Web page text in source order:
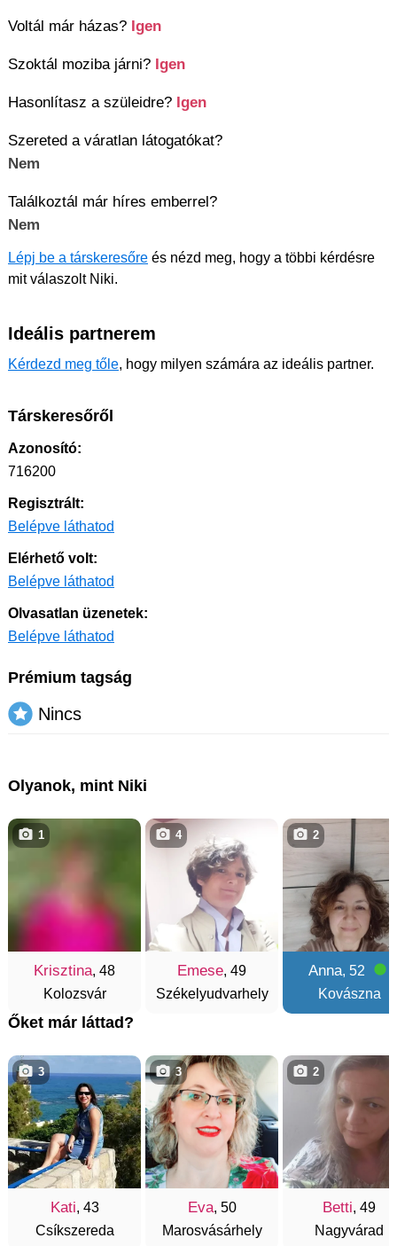
Voltál már házas? Igen
Szoktál moziba járni? Igen
Hasonlítasz a szüleidre? Igen
Szereted a váratlan látogatókat?
Nem
Találkoztál már híres emberrel?
Nem
Lépj be a társkeresőre és nézd meg, hogy a többi kérdésre
mit válaszolt Niki.
Ideális partnerem
Kérdezd meg tőle, hogy milyen számára az ideális partner.
Társkeresőről
Azonosító:
716200
Regisztrált:
Belépve láthatod
Elérhető volt:
Belépve láthatod
Olvasatlan üzenetek:
Belépve láthatod
Prémium tagság
Nincs
Olyanok, mint Niki
Krisztina, 48
Kolozsvár
1
Emese, 49
Székelyudvarhely
4
Anna, 52
Kovászna
2
Őket már láttad?
Kati, 43
Csíkszereda
3
Eva, 50
Marosvásárhely
3
Betti, 49
Nagyvárad
2